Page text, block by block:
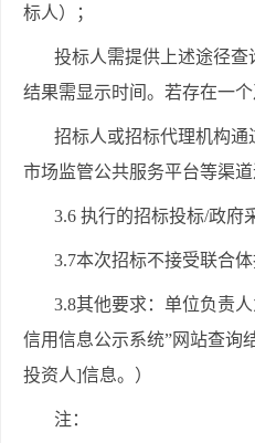
标人）；
投标人需提供上述途径
结果需显示时间。若存在一
招标人或招标代理机构
市场监管公共服务平台等渠
3.6 执行的招标投标/政府
3.7本次招标不接受联合体
3.8其他要求：单位负责
信用信息公示系统”网站查询
投资人]信息。）
注：